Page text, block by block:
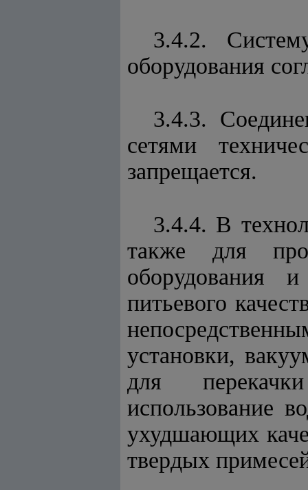
3.4.2.
оборудования
3.4.3.
сетями
запрещается.
3.4.4. В
также для
оборудования
питьевого
установки,
для
использование
ухудшающих
твердых